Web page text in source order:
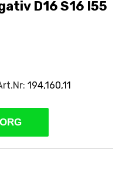
D16 S16 I55
194,160,11